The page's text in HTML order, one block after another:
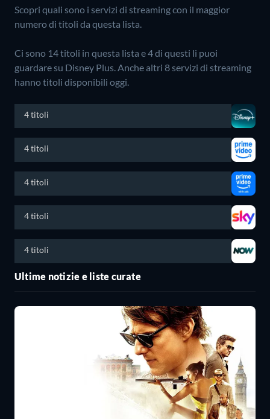
Scopri quali sono i servizi di streaming con il maggior
numero di titoli da questa lista.
Ci sono 14 titoli in questa lista e 4 di questi li puoi
guardare su Disney Plus. Anche altri 8 servizi di streaming
hanno titoli disponibili oggi.
4 titoli
4 titoli
4 titoli
4 titoli
4 titoli
Ultime notizie e liste curate